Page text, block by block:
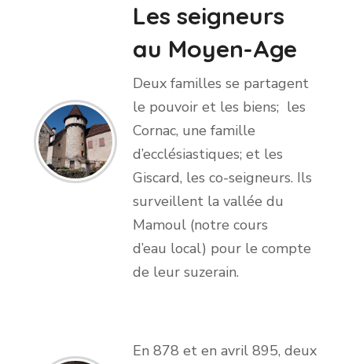
Les seigneurs
au Moyen-Age
Deux familles se partagent
le pouvoir et les biens; les
Cornac, une famille
d’ecclésiastiques; et les
Giscard, les co-seigneurs. Ils
surveillent la vallée du
Mamoul (notre cours
d’eau local) pour le compte
de leur suzerain.
En 878 et en avril 895, deux